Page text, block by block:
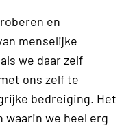
en
menselijke
we daar zelf
ons zelf te
bedreiging. Het
we heel erg